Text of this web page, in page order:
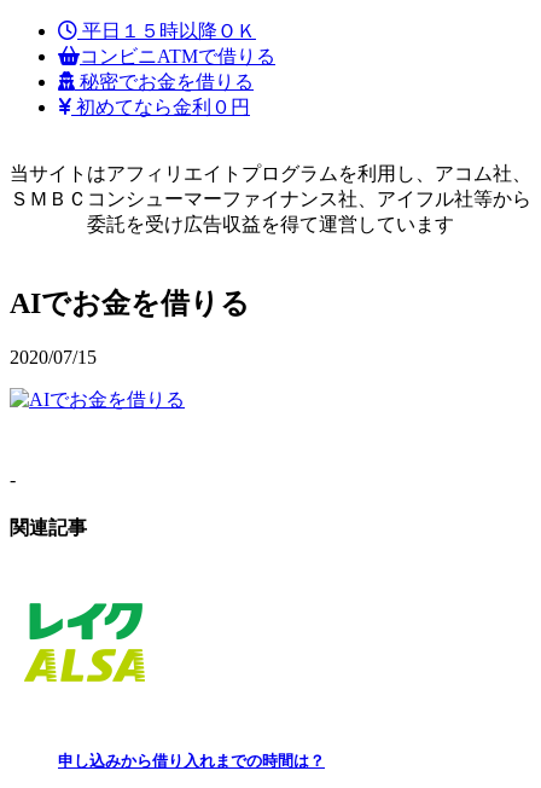
平日１５時以降ＯＫ
コンビニATMで借りる
秘密でお金を借りる
初めてなら金利０円
当サイトはアフィリエイトプログラムを利用し、アコム社、
ＳＭＢＣコンシューマーファイナンス社、アイフル社等から
委託を受け広告収益を得て運営しています
AIでお金を借りる
2020/07/15
-
関連記事
申し込みから借り入れまでの時間は？